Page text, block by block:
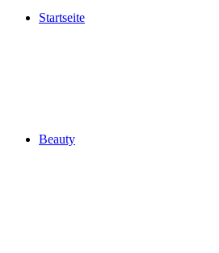
Startseite
Beauty